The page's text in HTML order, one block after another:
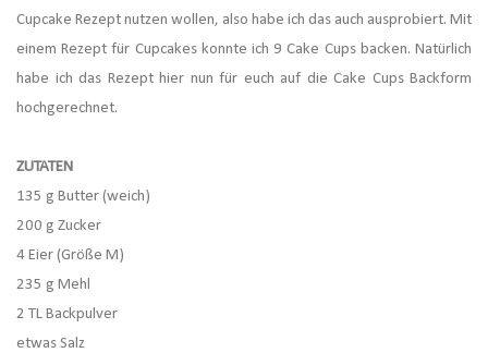
Cupcake Rezept nutzen wollen, also habe ich das auch ausprobiert. Mit
einem Rezept für Cupcakes konnte ich 9 Cake Cups backen. Natürlich
habe ich das Rezept hier nun für euch auf die Cake Cups Backform
hochgerechnet.
ZUTATEN
135 g Butter (weich)
200 g Zucker
4 Eier (Größe M)
235 g Mehl
2 TL Backpulver
etwas Salz